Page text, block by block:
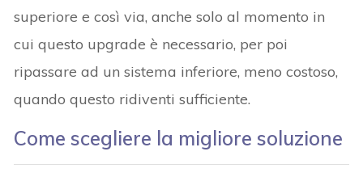
superiore e così via, anche solo al momento in
cui questo upgrade è necessario, per poi
ripassare ad un sistema inferiore, meno costoso,
quando questo ridiventi sufficiente.
Come scegliere la migliore soluzione